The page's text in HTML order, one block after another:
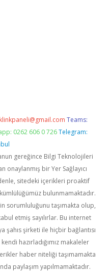
Teams:
0262 606 0 726 Telegram:
gereğince Bilgi Teknolojileri
onaylanmış bir Yer Sağlayıcı
sitedeki içerikleri proaktif
bulunmamaktadır.
sorumluluğunu taşımakta olup,
etmiş sayılırlar. Bu internet
şahıs şirketi ile hiçbir bağlantısı
hazırladığımız makaleler
haber niteliği taşımamakta
paylaşım yapılmamaktadır.